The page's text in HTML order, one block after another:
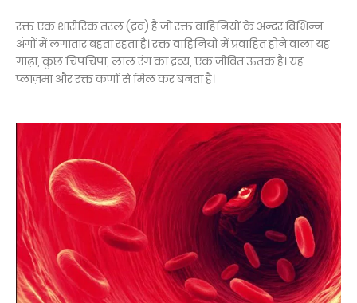
रक्त एक शारीरिक तरल (द्रव) है जो रक्त वाहिनियों के अन्दर विभिन्न
अंगों में लगातार बहता रहता है। रक्त वाहिनियों में प्रवाहित होने वाला यह
गाढ़ा, कुछ चिपचिपा, लाल रंग का द्रव्य, एक जीवित ऊतक है। यह
प्लाज़मा और रक्त कणों से मिल कर बनता है।